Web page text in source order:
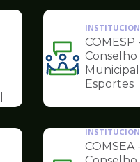
Ilustração
da
de
Conselhos
COMESP
Conselho
Esportes
COMSEA -